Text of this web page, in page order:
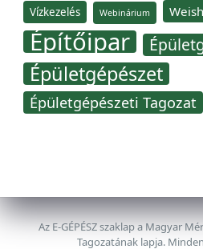
Vízkezelés Webinárium
Építőipar
Épületgépészet
Épületgépészeti Tagozat
Az E-GÉPÉSZ szaklap a Magyar
Tagozatának lapja.